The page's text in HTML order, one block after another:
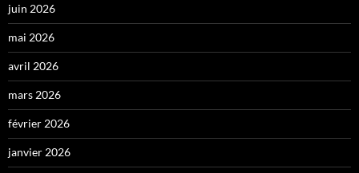
juin 2026
mai 2026
avril 2026
mars 2026
février 2026
janvier 2026